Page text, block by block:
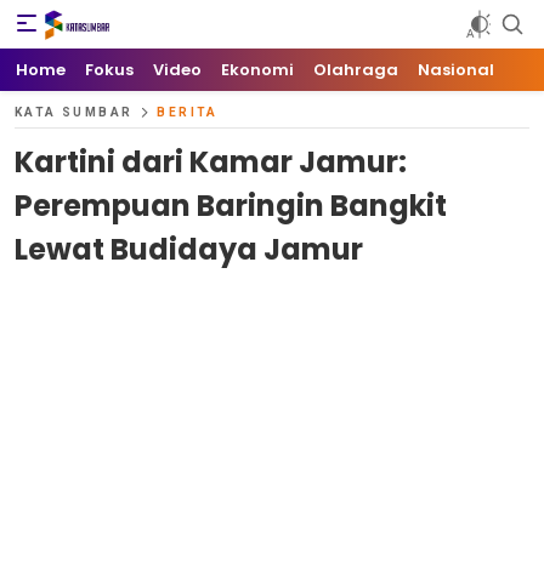
Kata Sumbar
Berita Sumbar Hari Ini
Home Fokus Video Ekonomi Olahraga Nasional
KATA SUMBAR BERITA
Kartini dari Kamar Jamur:
Perempuan Baringin Bangkit
Lewat Budidaya Jamur